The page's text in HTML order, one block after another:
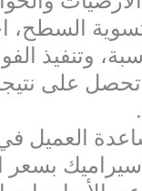
السطح،
وتنفيذ
على
العميل
بسعر